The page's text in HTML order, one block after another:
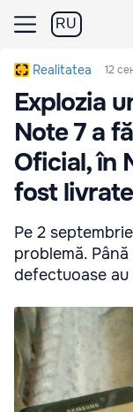
RU
Realitatea 12
Explozia
Note 7 a
Oficial, în
fost
Pe 2
problemă.
defectuoase